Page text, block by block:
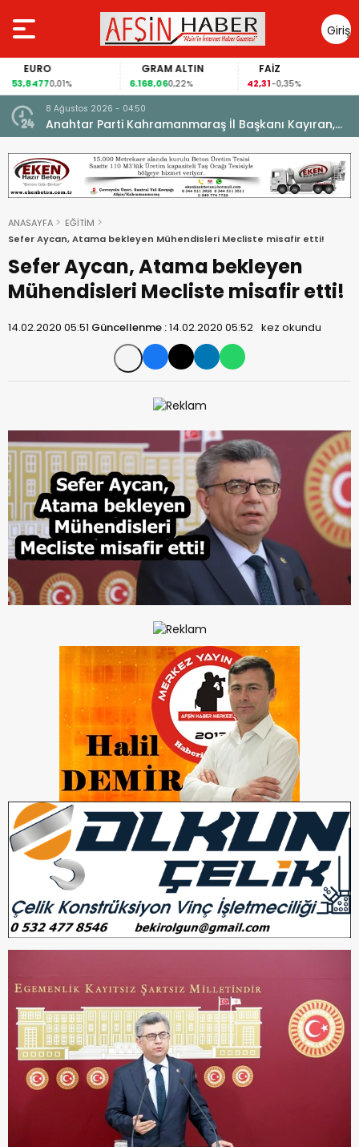
Giriş
Yap
EURO
53,84770,01%
GRAM ALTIN
6.168,060,22%
FAİZ
42,31-0,35%
8 Ağustos 2026 - 04:50
Anahtar Parti Kahramanmaraş İl Başkanı Kayıran,
Afşin Teşkilatı ile buluştu.
ANASAYFA
EĞİTİM
Sefer Aycan, Atama bekleyen Mühendisleri Mecliste misafir etti!
Sefer Aycan, Atama bekleyen
Mühendisleri Mecliste misafir etti!
14.02.2020 05:51 Güncellenme :14.02.2020 05:52 kez okundu